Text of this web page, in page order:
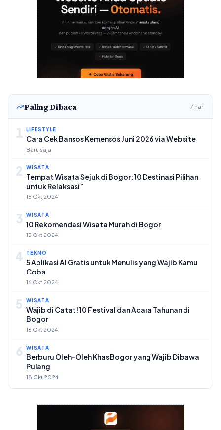
Paling Dibaca 7 hari
1 LIFESTYLE
Cara Cek Bansos Kemensos Juni 2026 via Website
Baru saja
2 WISATA
Tempat Wisata Sejuk di Bogor: 10 Destinasi Pilihan
untuk Relaksasi”
15 Okt 2024
3 WISATA
10 Rekomendasi Wisata Murah di Bogor
15 Okt 2024
4 TEKNO
5 Aplikasi AI Gratis untuk Menulis yang Wajib Kamu
Coba
16 Okt 2024
5 WISATA
Wajib di Catat! 10 Festival dan Acara Tahunan di
Bogor
16 Okt 2024
6 WISATA
Berburu Oleh-Oleh Khas Bogor yang Wajib Dibawa
Pulang
18 Okt 2024